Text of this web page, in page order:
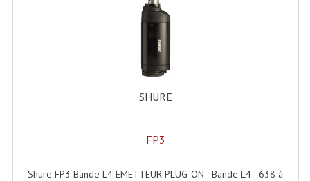
SHURE
FP3
Shure FP3 Bande L4 EMETTEUR PLUG-ON - Bande L4 - 638 à